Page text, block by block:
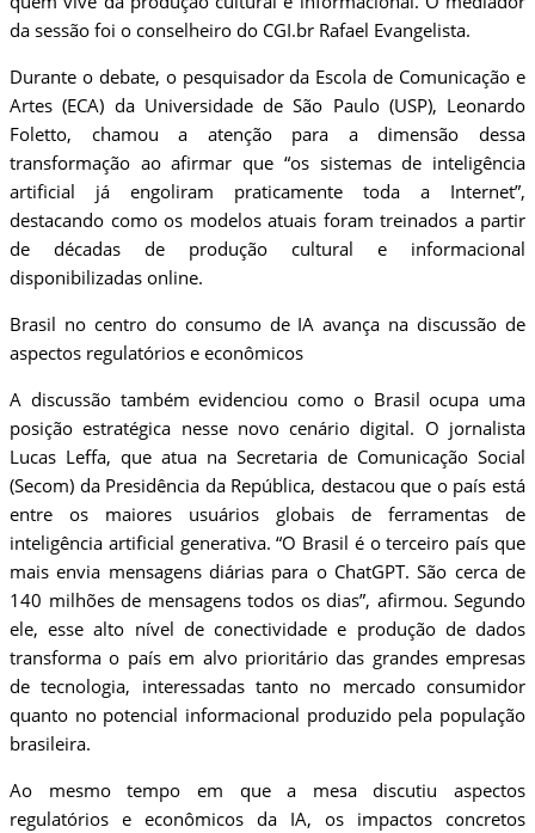
da sessão foi o conselheiro do CGI.br Rafael Evangelista.
Durante o debate, o pesquisador da Escola de Comunicação e
Artes (ECA) da Universidade de São Paulo (USP), Leonardo
Foletto, chamou a atenção para a dimensão dessa
transformação ao afirmar que “os sistemas de inteligência
artificial já engoliram praticamente toda a Internet”,
destacando como os modelos atuais foram treinados a partir
de décadas de produção cultural e informacional
disponibilizadas online.
Brasil no centro do consumo de IA avança na discussão de
aspectos regulatórios e econômicos
A discussão também evidenciou como o Brasil ocupa uma
posição estratégica nesse novo cenário digital. O jornalista
Lucas Leffa, que atua na Secretaria de Comunicação Social
(Secom) da Presidência da República, destacou que o país está
entre os maiores usuários globais de ferramentas de
inteligência artificial generativa. “O Brasil é o terceiro país que
mais envia mensagens diárias para o ChatGPT. São cerca de
140 milhões de mensagens todos os dias”, afirmou. Segundo
ele, esse alto nível de conectividade e produção de dados
transforma o país em alvo prioritário das grandes empresas
de tecnologia, interessadas tanto no mercado consumidor
quanto no potencial informacional produzido pela população
brasileira.
Ao mesmo tempo em que a mesa discutiu aspectos
regulatórios e econômicos da IA, os impactos concretos